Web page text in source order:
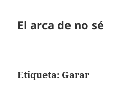
El arca de no sé
Etiqueta: Garar